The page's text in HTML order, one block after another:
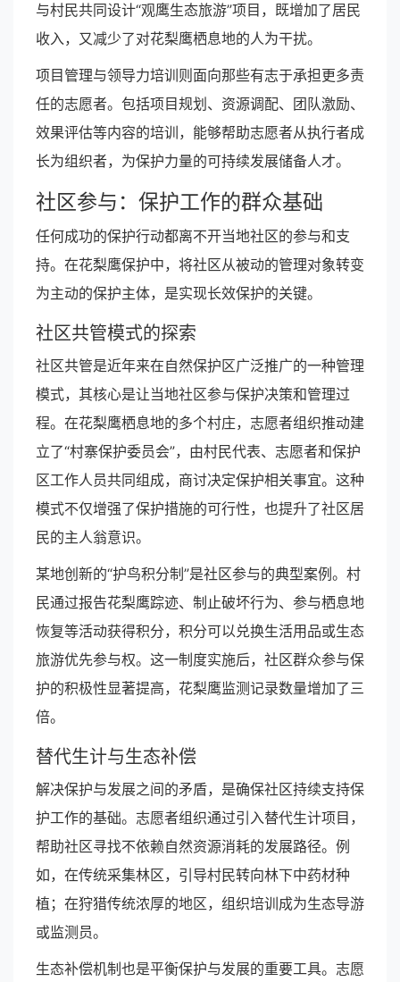
与村民共同设计“观鹰生态旅游”项目，既增加了居民
收入，又减少了对花梨鹰栖息地的人为干扰。
项目管理与领导力培训则面向那些有志于承担更多责
任的志愿者。包括项目规划、资源调配、团队激励、
效果评估等内容的培训，能够帮助志愿者从执行者成
长为组织者，为保护力量的可持续发展储备人才。
社区参与：保护工作的群众基础
任何成功的保护行动都离不开当地社区的参与和支
持。在花梨鹰保护中，将社区从被动的管理对象转变
为主动的保护主体，是实现长效保护的关键。
社区共管模式的探索
社区共管是近年来在自然保护区广泛推广的一种管理
模式，其核心是让当地社区参与保护决策和管理过
程。在花梨鹰栖息地的多个村庄，志愿者组织推动建
立了“村寨保护委员会”，由村民代表、志愿者和保护
区工作人员共同组成，商讨决定保护相关事宜。这种
模式不仅增强了保护措施的可行性，也提升了社区居
民的主人翁意识。
某地创新的“护鸟积分制”是社区参与的典型案例。村
民通过报告花梨鹰踪迹、制止破坏行为、参与栖息地
恢复等活动获得积分，积分可以兑换生活用品或生态
旅游优先参与权。这一制度实施后，社区群众参与保
护的积极性显著提高，花梨鹰监测记录数量增加了三
倍。
替代生计与生态补偿
解决保护与发展之间的矛盾，是确保社区持续支持保
护工作的基础。志愿者组织通过引入替代生计项目，
帮助社区寻找不依赖自然资源消耗的发展路径。例
如，在传统采集林区，引导村民转向林下中药材种
植；在狩猎传统浓厚的地区，组织培训成为生态导游
或监测员。
生态补偿机制也是平衡保护与发展的重要工具。志愿